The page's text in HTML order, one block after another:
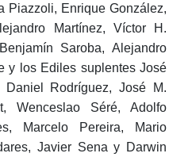
Piazzoli, Enrique González,
Martínez, Víctor H.
Saroba, Alejandro
y los Ediles suplentes José
Daniel Rodríguez, José M.
Wenceslao Séré, Adolfo
Marcelo Pereira, Mario
Javier Sena y Darwin